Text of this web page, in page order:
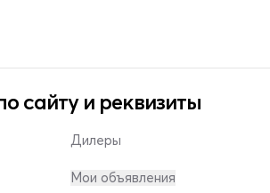
сайту и реквизиты
Дилеры
Мои объявления